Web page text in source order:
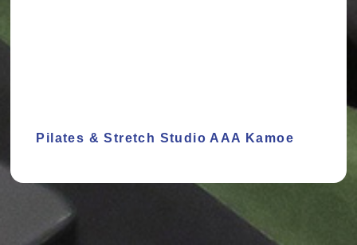
Pilates & Stretch Studio AAA Kamoe